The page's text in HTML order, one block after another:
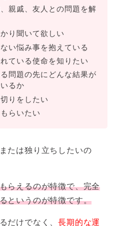
親戚、友人との問題を解
り聞いて欲しい
い悩み事を抱えている
ている使命を知りたい
問題の先にどんな結果が
るか
りをしたい
らいたい
たは独り立ちしたいの
らえるのが特徴で、完全
というのが特徴です。
だけでなく、長期的な運